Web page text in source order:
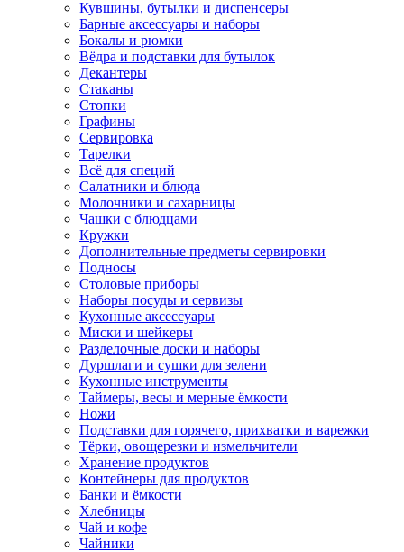
Кувшины, бутылки и диспенсеры
Барные аксессуары и наборы
Бокалы и рюмки
Вёдра и подставки для бутылок
Декантеры
Стаканы
Стопки
Графины
Сервировка
Тарелки
Всё для специй
Салатники и блюда
Молочники и сахарницы
Чашки с блюдцами
Кружки
Дополнительные предметы сервировки
Подносы
Столовые приборы
Наборы посуды и сервизы
Кухонные аксессуары
Миски и шейкеры
Разделочные доски и наборы
Дуршлаги и сушки для зелени
Кухонные инструменты
Таймеры, весы и мерные ёмкости
Ножи
Подставки для горячего, прихватки и варежки
Тёрки, овощерезки и измельчители
Хранение продуктов
Контейнеры для продуктов
Банки и ёмкости
Хлебницы
Чай и кофе
Чайники